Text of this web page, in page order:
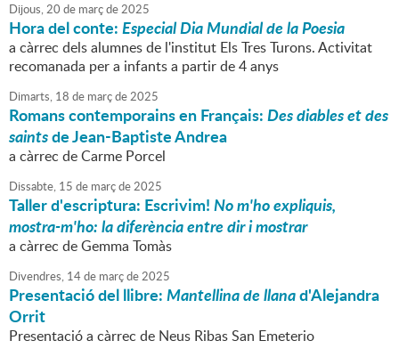
Dijous,20 de marçde2025
Hora del conte:Especial Dia Mundial de la Poesia
a càrrec dels alumnes de l'institut Els Tres Turons. Activitat
recomanada per a infants a partir de 4 anys
Dimarts, 18 de marçde2025
Romans contemporains en Français:Des diables et des
saintsde Jean-Baptiste Andrea
a càrrec de Carme Porcel
Dissabte, 15 de marçde2025
Taller d'escriptura: Escrivim!No m'ho expliquis,
mostra-m'ho: la diferència entre dir i mostrar
a càrrec de Gemma Tomàs
Divendres, 14de marçde2025
Presentació del llibre:Mantellina de llanad'Alejandra
Orrit
Presentació a càrrec de Neus Ribas San Emeterio